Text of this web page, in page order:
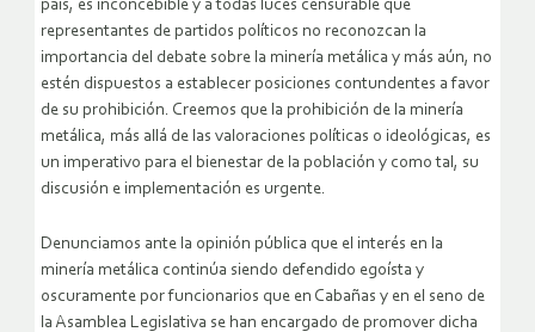
país, es inconcebible y a todas luces censurable que
representantes de partidos políticos no reconozcan la
importancia del debate sobre la minería metálica y más aún, no
estén dispuestos a establecer posiciones contundentes a favor
de su prohibición. Creemos que la prohibición de la minería
metálica, más allá de las valoraciones políticas o ideológicas, es
un imperativo para el bienestar de la población y como tal, su
discusión e implementación es urgente.
Denunciamos ante la opinión pública que el interés en la
minería metálica continúa siendo defendido egoísta y
oscuramente por funcionarios que en Cabañas y en el seno de
la Asamblea Legislativa se han encargado de promover dicha